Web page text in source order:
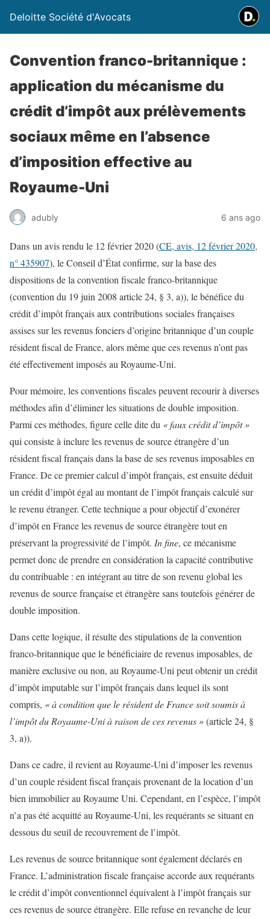
Deloitte Société d'Avocats
Convention franco-britannique :
application du mécanisme du
crédit d’impôt aux prélèvements
sociaux même en l’absence
d’imposition effective au
Royaume-Uni
adubly 6 ans ago
Dans un avis rendu le 12 février 2020 (CE, avis, 12 février 2020,
n° 435907), le Conseil d’État confirme, sur la base des
dispositions de la convention fiscale franco-britannique
(convention du 19 juin 2008 article 24, § 3, a)), le bénéfice du
crédit d’impôt français aux contributions sociales françaises
assises sur les revenus fonciers d’origine britannique d’un couple
résident fiscal de France, alors même que ces revenus n’ont pas
été effectivement imposés au Royaume-Uni.
Pour mémoire, les conventions fiscales peuvent recourir à diverses
méthodes afin d’éliminer les situations de double imposition.
Parmi ces méthodes, figure celle dite du « faux crédit d’impôt »
qui consiste à inclure les revenus de source étrangère d’un
résident fiscal français dans la base de ses revenus imposables en
France. De ce premier calcul d’impôt français, est ensuite déduit
un crédit d’impôt égal au montant de l’impôt français calculé sur
le revenu étranger. Cette technique a pour objectif d’exonérer
d’impôt en France les revenus de source étrangère tout en
préservant la progressivité de l’impôt. In fine, ce mécanisme
permet donc de prendre en considération la capacité contributive
du contribuable : en intégrant au titre de son revenu global les
revenus de source française et étrangère sans toutefois générer de
double imposition.
Dans cette logique, il résulte des stipulations de la convention
franco-britannique que le bénéficiaire de revenus imposables, de
manière exclusive ou non, au Royaume-Uni peut obtenir un crédit
d’impôt imputable sur l’impôt français dans lequel ils sont
compris, « à condition que le résident de France soit soumis à
l’impôt du Royaume-Uni à raison de ces revenus »(article 24, §
3, a)).
Dans ce cadre, il revient au Royaume-Uni d’imposer les revenus
d’un couple résident fiscal français provenant de la location d’un
bien immobilier au Royaume Uni. Cependant, en l’espèce, l’impôt
n’a pas été acquitté au Royaume-Uni, les requérants se situant en
dessous du seuil de recouvrement de l’impôt.
Les revenus de source britannique sont également déclarés en
France. L’administration fiscale française accorde aux requérants
le crédit d’impôt conventionnel équivalent à l’impôt français sur
ces revenus de source étrangère. Elle refuse en revanche de leur